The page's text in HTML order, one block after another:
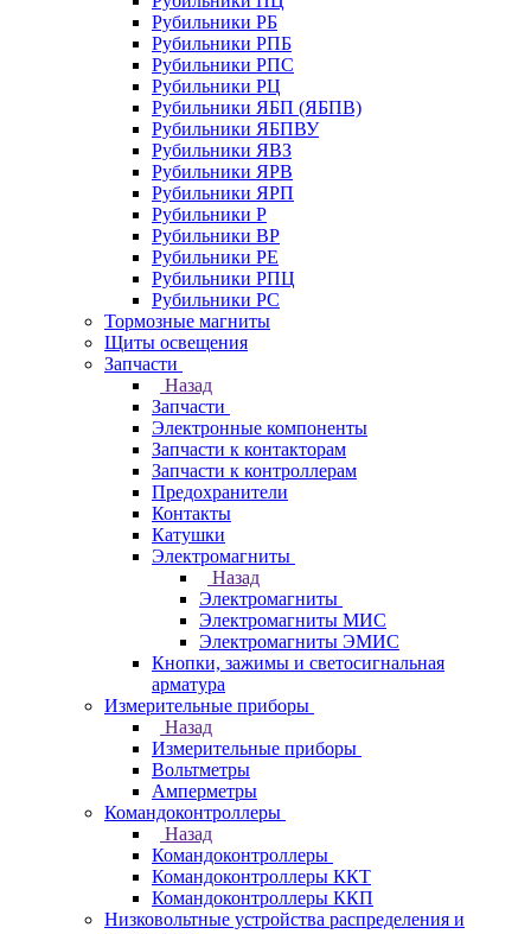
Рубильники РБ
Рубильники РПБ
Рубильники РПС
Рубильники РЦ
Рубильники ЯБП (ЯБПВ)
Рубильники ЯБПВУ
Рубильники ЯВЗ
Рубильники ЯРВ
Рубильники ЯРП
Рубильники Р
Рубильники ВР
Рубильники РЕ
Рубильники РПЦ
Рубильники РС
Тормозные магниты
Щиты освещения
Запчасти
Назад
Запчасти
Электронные компоненты
Запчасти к контакторам
Запчасти к контроллерам
Предохранители
Контакты
Катушки
Электромагниты
Назад
Электромагниты
Электромагниты МИС
Электромагниты ЭМИС
Кнопки, зажимы и светосигнальная
арматура
Измерительные приборы
Назад
Измерительные приборы
Вольтметры
Амперметры
Командоконтроллеры
Назад
Командоконтроллеры
Командоконтроллеры ККТ
Командоконтроллеры ККП
Низковольтные устройства распределения и